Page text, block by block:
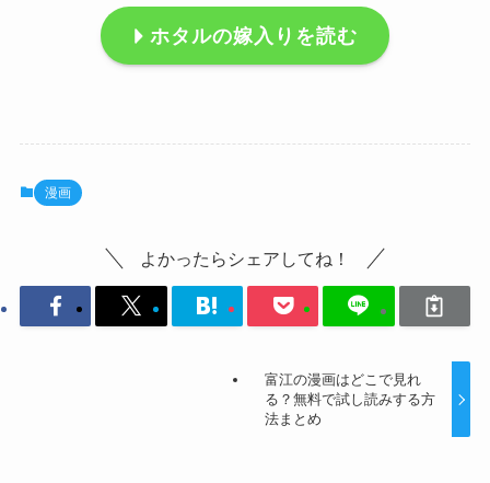
ホタルの嫁入りを読む
漫画
よかったらシェアしてね！
富江の漫画はどこで見れ
る？無料で試し読みする方
法まとめ